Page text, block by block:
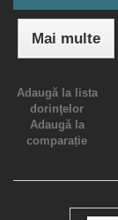
Mai multe
Adaugă la lista
dorinţelor
Adaugă la
comparație